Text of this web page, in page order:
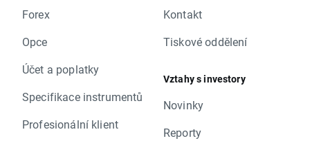
Forex
Opce
Účet a poplatky
Specifikace instrumentů
Profesionální klient
Kontakt
Tiskové oddělení
Vztahy s investory
Novinky
Reporty